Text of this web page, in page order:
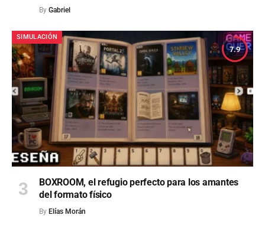
By Gabriel
7.9
SIMULACIÓN
BOXROOM, el refugio perfecto para los amantes
del formato físico
By Elías Morán